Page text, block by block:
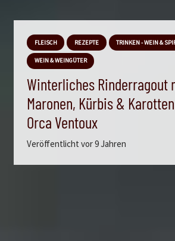
FLEISCH REZEPTE TRINKEN - WEIN &
WEIN & WEINGÜTER
Winterliches Rinderragout
Maronen, Kürbis &
Orca Ventoux
Veröffentlicht vor 9 Jahren